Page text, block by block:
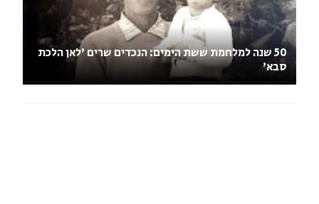
50 שנה למלחמת ששת הימים: הנכדים שרים 'לאן הלכת
סבא'